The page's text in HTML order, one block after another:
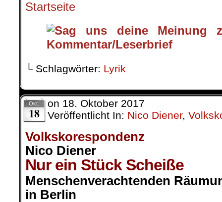
└ Schlagwörter: Lyrik
Okt.
18
on 18. Oktober 2017
Veröffentlicht In: Nico Diener,
Volkskorespondenz
Nico Diener
Nur ein Stück Scheiße
Menschenverachtenden
in Berlin